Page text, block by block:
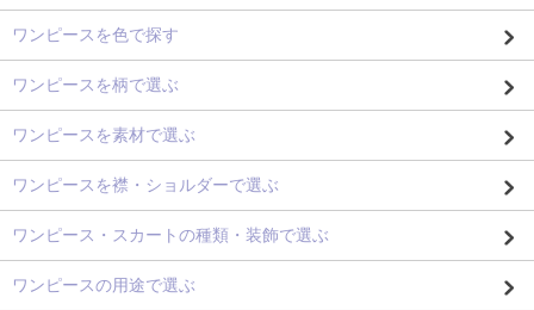
ワンピースを色で探す
ワンピースを柄で選ぶ
ワンピースを素材で選ぶ
ワンピースを襟・ショルダーで選ぶ
ワンピース・スカートの種類・装飾で選ぶ
ワンピースの用途で選ぶ